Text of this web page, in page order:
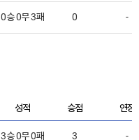
0승 0무 3패 0 -
성적 승점 연장
3승 0무 0패 3 -